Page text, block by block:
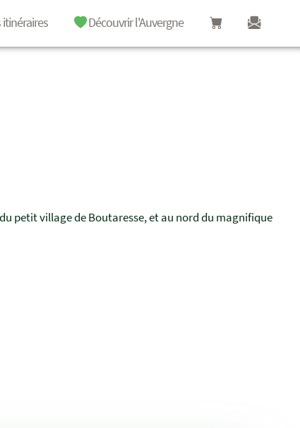
itinéraires Découvrir l'Auvergne
petit village de Boutaresse, et au nord du magnifique